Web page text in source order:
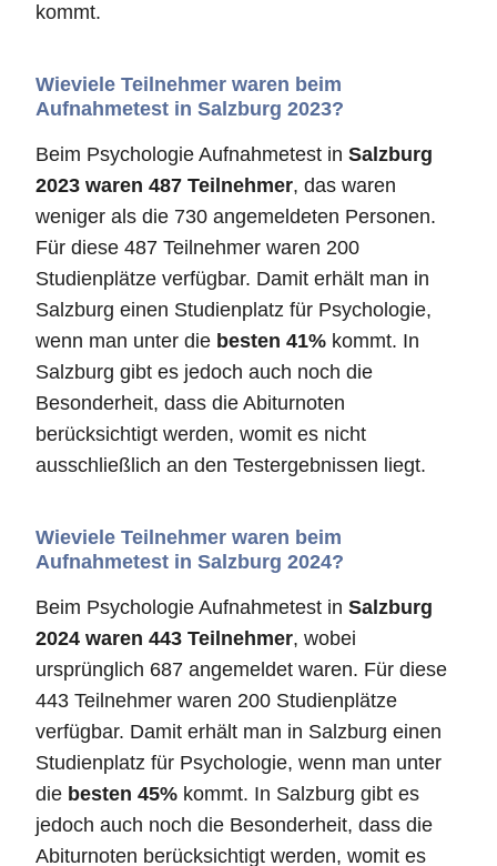
kommt.
Wieviele Teilnehmer waren beim
Aufnahmetest in Salzburg 2023?
Beim Psychologie Aufnahmetest in Salzburg
2023 waren 487 Teilnehmer, das waren
weniger als die 730 angemeldeten Personen.
Für diese 487 Teilnehmer waren 200
Studienplätze verfügbar. Damit erhält man in
Salzburg einen Studienplatz für Psychologie,
wenn man unter die besten 41% kommt. In
Salzburg gibt es jedoch auch noch die
Besonderheit, dass die Abiturnoten
berücksichtigt werden, womit es nicht
ausschließlich an den Testergebnissen liegt.
Wieviele Teilnehmer waren beim
Aufnahmetest in Salzburg 2024?
Beim Psychologie Aufnahmetest in Salzburg
2024 waren 443 Teilnehmer, wobei
ursprünglich 687 angemeldet waren. Für diese
443 Teilnehmer waren 200 Studienplätze
verfügbar. Damit erhält man in Salzburg einen
Studienplatz für Psychologie, wenn man unter
die besten 45% kommt. In Salzburg gibt es
jedoch auch noch die Besonderheit, dass die
Abiturnoten berücksichtigt werden, womit es